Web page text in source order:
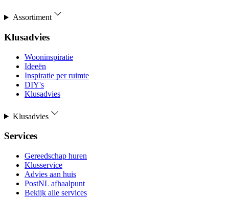
Assortiment
Klusadvies
Wooninspiratie
Ideeën
Inspiratie per ruimte
DIY's
Klusadvies
Klusadvies
Services
Gereedschap huren
Klusservice
Advies aan huis
PostNL afhaalpunt
Bekijk alle services